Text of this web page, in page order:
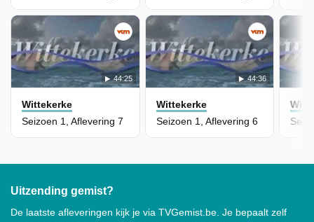
44:25
Wittekerke
Seizoen 1, Aflevering 7
44:36
Wittekerke
Seizoen 1, Aflevering 6
Uitzending gemist?
De laatste afleveringen kijk je via TVGemist.be. Je bepaalt zelf